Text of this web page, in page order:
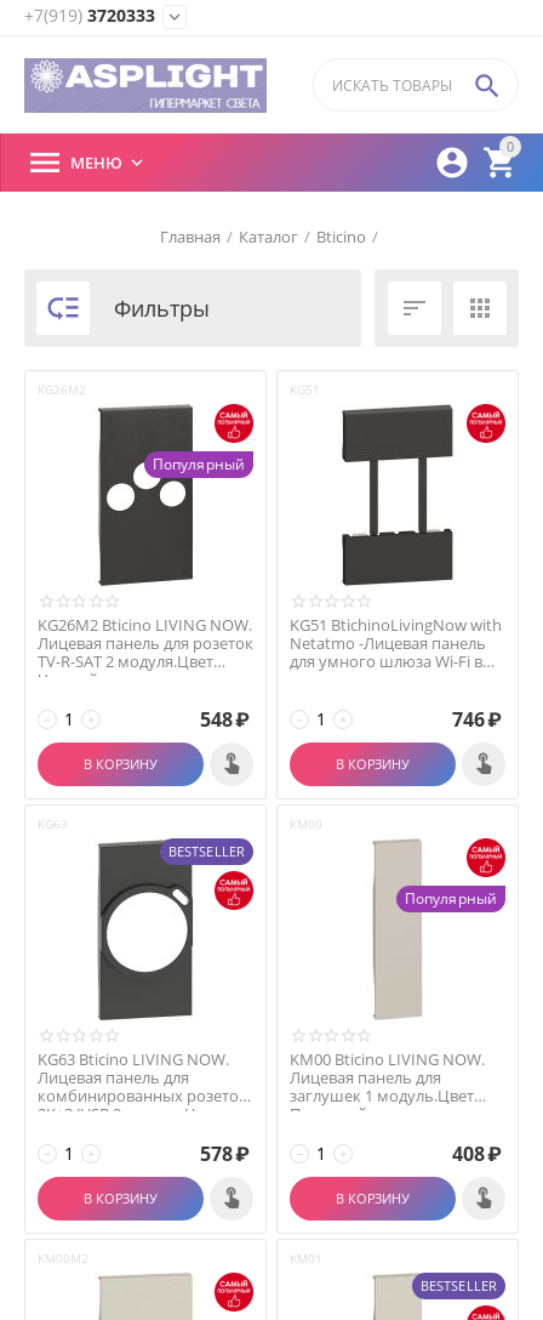
+7(919) 3720333 expand_more
0



 МЕНЮ 
Главная / Каталог / Bticino /
 Фильтры  
KG26M2
Популярный
KG26M2 Bticino LIVING NOW.
Лицевая панель для розеток
TV-R-SAT 2 модуля.Цвет
Черный.
+
− 548₽
В КОРЗИНУ
KG51
KG51 BtichinoLivingNow with
Netatmo -Лицевая панель
для умного шлюза Wi-Fi в
+
− 746₽
В КОРЗИНУ
KG63
BESTSELLER
KG63 Bticino LIVING NOW.
Лицевая панель для
комбинированных розеток
2К+З/USB 2 модуля.Ц...
+
− 578₽
В КОРЗИНУ
KM00
Популярный
KM00 Bticino LIVING NOW.
Лицевая панель для
заглушек 1 модуль.Цвет
Песочный.
+
− 408₽
В КОРЗИНУ
KM00M2
KM01
BESTSELLER